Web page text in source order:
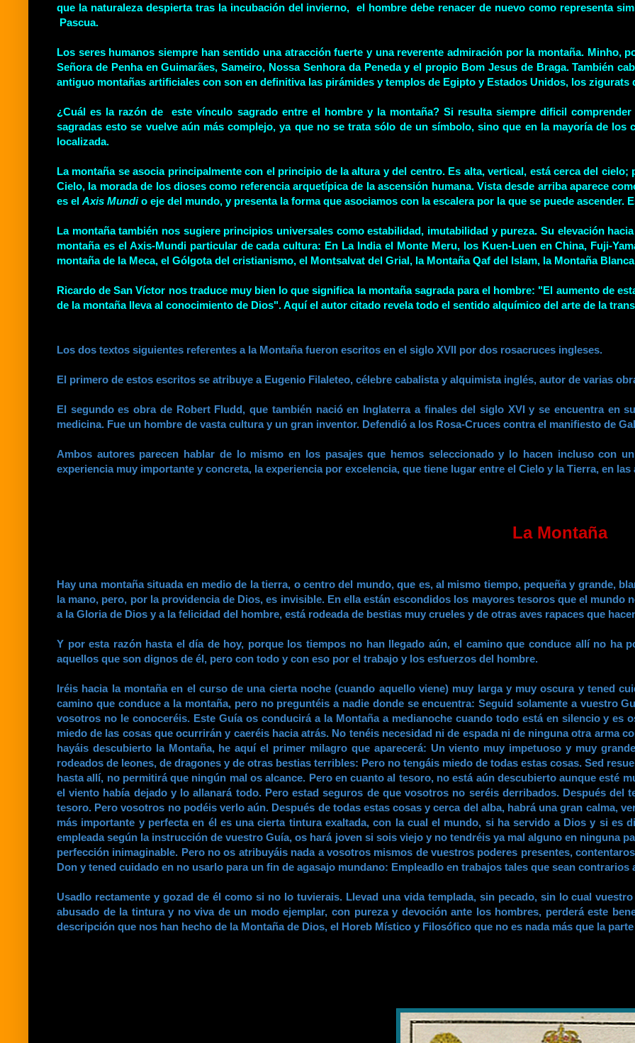
que la naturaleza despierta tras la incubación del invierno, el hombre debe renacer de nuevo como representa
Pascua.
Los seres humanos siempre han sentido una atracción fuerte y una reverente admiración por la montaña.
Señora de Penha en Guimarães, Sameiro, Nossa Senhora da Peneda y el propio Bom Jesus de Braga. También
antiguo montañas artificiales con son en definitiva las pirámides y templos de Egipto y Estados Unidos, los zigurats
¿Cuál es la razón de este vínculo sagrado entre el hombre y la montaña? Si resulta siempre dificil
sagradas esto se vuelve aún más complejo, ya que no se trata sólo de un símbolo, sino que en la mayoría de
localizada.
La montaña se asocia principalmente con el principio de la altura y del centro. Es alta, vertical, está cerca del
Cielo, la morada de los dioses como referencia arquetípica de la ascensión humana. Vista desde arriba aparece
es el Axis Mundio eje del mundo, y presenta la forma que asociamos con la escalera por la que se puede ascender.
La montaña también nos sugiere principios universales como estabilidad, imutabilidad y pureza. Su elevación
montaña es el Axis-Mundi particular de cada cultura: En La India el Monte Meru, los Kuen-Luen en China, Fuji-
montaña de la Meca, el Gólgota del cristianismo, el Montsalvat del Grial, la Montaña Qaf del Islam, la Montaña
Ricardo de San Víctor nos traduce muy bien lo que significa la montaña sagrada para el hombre: "El aumento de
de la montaña lleva al conocimiento de Dios". Aquí el autor citado revela todo el sentido alquímico del arte de la
Los dos textos siguientes referentes a la Montaña fueron escritos en el siglo XVII por dos rosacruces ingleses.
El primero de estos escritos se atribuye a Eugenio Filaleteo, célebre cabalista y alquimista inglés, autor de varias
El segundo es obra de Robert Fludd, que también nació en Inglaterra a finales del siglo XVI y se encuentra en
medicina. Fue un hombre de vasta cultura y un gran inventor. Defendió a los Rosa-Cruces contra el manifiesto de
Ambos autores parecen hablar de lo mismo en los pasajes que hemos seleccionado y lo hacen incluso con
experiencia muy importante y concreta, la experiencia por excelencia, que tiene lugar entre el Cielo y la Tierra, en
La Montaña
Hay una montaña situada en medio de la tierra, o centro del mundo, que es, al mismo tiempo, pequeña y grande,
la mano, pero, por la providencia de Dios, es invisible. En ella están escondidos los mayores tesoros que el mundo
a la Gloria de Dios y a la felicidad del hombre, está rodeada de bestias muy crueles y de otras aves rapaces que
Y por esta razón hasta el día de hoy, porque los tiempos no han llegado aún, el camino que conduce allí no ha
aquellos que son dignos de él, pero con todo y con eso por el trabajo y los esfuerzos del hombre.
Iréis hacia la montaña en el curso de una cierta noche (cuando aquello viene) muy larga y muy oscura y tened
camino que conduce a la montaña, pero no preguntéis a nadie donde se encuentra: Seguid solamente a vuestro
vosotros no le conoceréis. Este Guía os conducirá a la Montaña a medianoche cuando todo está en silencio y
miedo de las cosas que ocurrirán y caeréis hacia atrás. No tenéis necesidad ni de espada ni de ninguna otra arma
hayáis descubierto la Montaña, he aquí el primer milagro que aparecerá: Un viento muy impetuoso y muy
rodeados de leones, de dragones y de otras bestias terribles: Pero no tengáis miedo de todas estas cosas. Sed
hasta allí, no permitirá que ningún mal os alcance. Pero en cuanto al tesoro, no está aún descubierto aunque esté
el viento había dejado y lo allanará todo. Pero estad seguros de que vosotros no seréis derribados. Después
tesoro. Pero vosotros no podéis verlo aún. Después de todas estas cosas y cerca del alba, habrá una gran calma,
más importante y perfecta en él es una cierta tintura exaltada, con la cual el mundo, si ha servido a Dios y si
empleada según la instrucción de vuestro Guía, os hará joven si sois viejo y no tendréis ya mal alguno en ninguna
perfección inimaginable. Pero no os atribuyáis nada a vosotros mismos de vuestros poderes presentes,
Don y tened cuidado en no usarlo para un fin de agasajo mundano: Empleadlo en trabajos tales que sean contrarios
Usadlo rectamente y gozad de él como si no lo tuvierais. Llevad una vida templada, sin pecado, sin lo cual
abusado de la tintura y no viva de un modo ejemplar, con pureza y devoción ante los hombres, perderá este
descripción que nos han hecho de la Montaña de Dios, el Horeb Místico y Filosófico que no es nada más que la